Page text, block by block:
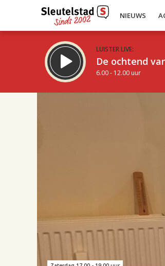
NIEUWS
LUISTER LIVE:
De ochtend
6.00 - 12.00 uur